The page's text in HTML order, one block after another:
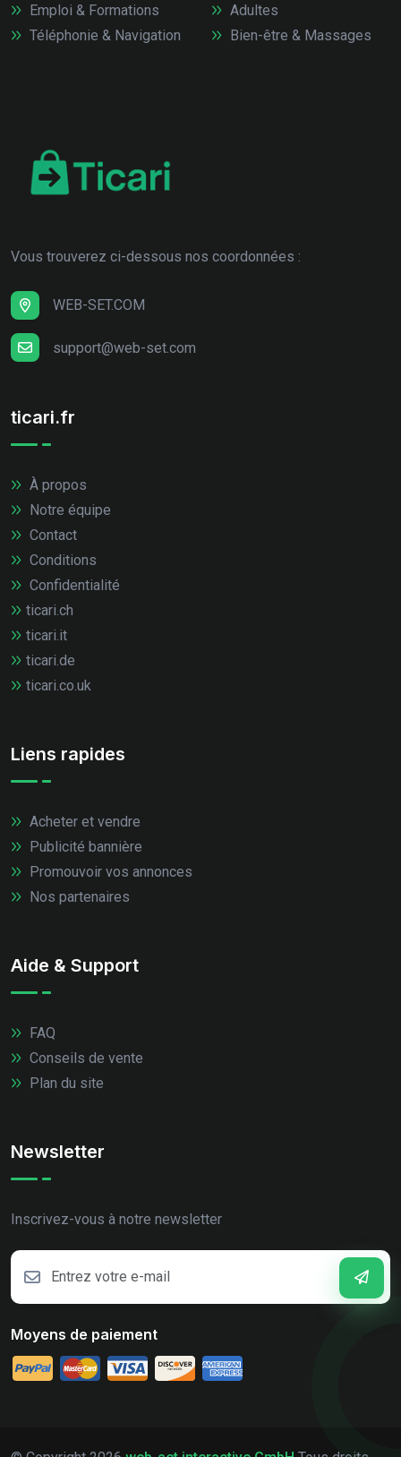
Emploi & Formations
Téléphonie & Navigation
Adultes
Bien-être & Massages
Vous trouverez ci-dessous nos coordonnées :
WEB-SET.COM
support@web-set.com
ticari.fr
À propos
Notre équipe
Contact
Conditions
Confidentialité
ticari.ch
ticari.it
ticari.de
ticari.co.uk
Liens rapides
Acheter et vendre
Publicité bannière
Promouvoir vos annonces
Nos partenaires
Aide & Support
FAQ
Conseils de vente
Plan du site
Newsletter
Inscrivez-vous à notre newsletter
Moyens de paiement